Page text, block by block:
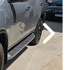
Next